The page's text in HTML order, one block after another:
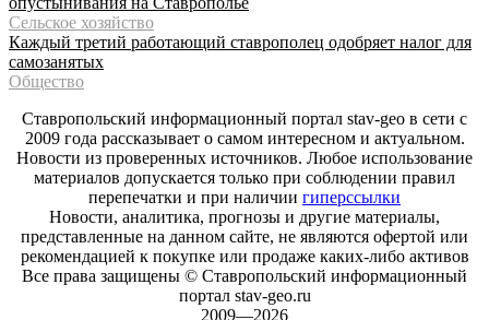
Сельское хозяйство
Каждый третий работающий ставрополец одобряет налог для
самозанятых
Общество
Ставропольский информационный портал stav-geo в сети с
2009 года рассказывает о самом интересном и актуальном.
Новости из проверенных источников. Любое использование
материалов допускается только при соблюдении правил
перепечатки и при наличии гиперссылки
Новости, аналитика, прогнозы и другие материалы,
представленные на данном сайте, не являются офертой или
рекомендацией к покупке или продаже каких-либо активов
Все права защищены © Ставропольский информационный
портал stav-geo.ru
2009—2026